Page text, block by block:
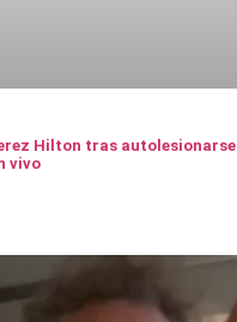
Hilton tras autolesionarse
vivo